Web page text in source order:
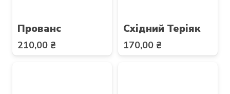
Прованс
210,00 ₴
Східний Теріяк
170,00 ₴